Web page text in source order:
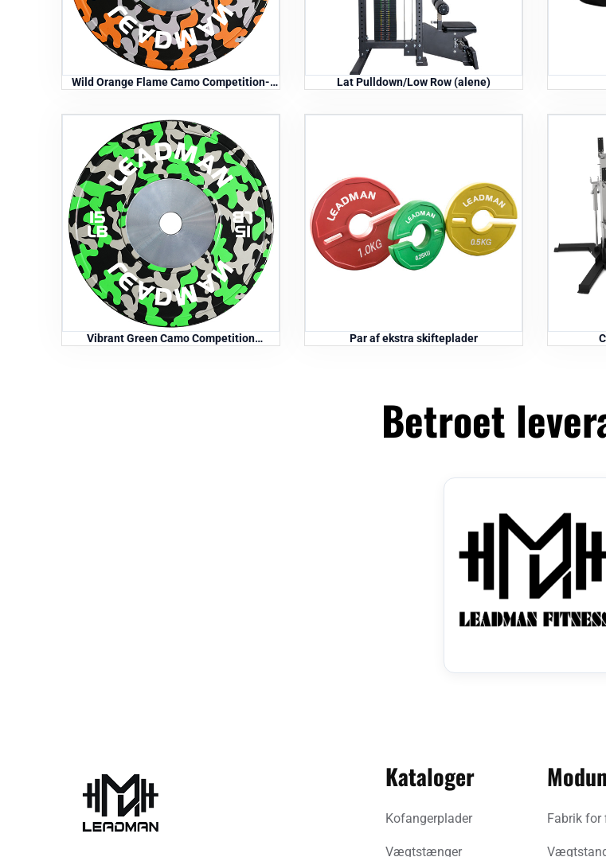
Wild Orange Flame Camo Competition-
Lat Pulldown/Low Row (alene)
Vibrant Green Camo Competition
Par af ekstra skifteplader
Betroet
Kataloger
Kofangerplader
Vægtstænger
Fabrik for